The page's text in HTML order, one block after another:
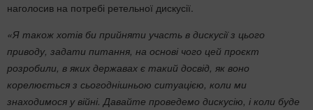
наголосив на потребі ретельної дискусії.
«Я також хотів би прийняти участь в дискусії з цього
приводу, задати питання, на основі чого цей проєкт
розробили, в яких державах є такий досвід, як воно
корелюється з сьогоднішньою ситуацією, коли ми
знаходимося у війні. Давайте проведемо дискусію, і коли буде